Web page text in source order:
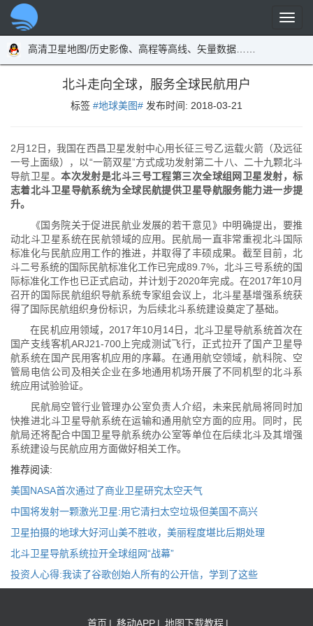
高清卫星地图/历史影像、高程等高线、矢量数据……
北斗走向全球，服务全球民航用户
标签 #地球美图# 发布时间: 2018-03-21
2月12日，我国在西昌卫星发射中心用长征三号乙运载火箭（及远征
一号上面级），以“一箭双星”方式成功发射第二十八、二十九颗北斗
导航卫星。本次发射是北斗三号工程第三次全球组网卫星发射，标
志着北斗卫星导航系统为全球民航提供卫星导航服务能力进一步提
升。
《国务院关于促进民航业发展的若干意见》中明确提出，要推
动北斗卫星系统在民航领域的应用。民航局一直非常重视北斗国际
标准化与民航应用工作的推进，并取得了丰硕成果。截至目前，北
斗二号系统的国际民航标准化工作已完成89.7%，北斗三号系统的国
际标准化工作也已正式启动，并计划于2020年完成。在2017年10月
召开的国际民航组织导航系统专家组会议上，北斗星基增强系统获
得了国际民航组织身份标识，为后续北斗系统建设奠定了基础。
在民机应用领域，2017年10月14日，北斗卫星导航系统首次在
国产支线客机ARJ21-700上完成测试飞行，正式拉开了国产卫星导
航系统在国产民用客机应用的序幕。在通用航空领域，航科院、空
管局电信公司及相关企业在多地通用机场开展了不同机型的北斗系
统应用试验验证。
民航局空管行业管理办公室负责人介绍，未来民航局将同时加
快推进北斗卫星导航系统在运输和通用航空方面的应用。同时，民
航局还将配合中国卫星导航系统办公室等单位在后续北斗及其增强
系统建设与民航应用方面做好相关工作。
推荐阅读:
美国NASA首次通过了商业卫星研究太空天气
中国将发射一颗激光卫星:用它清扫太空垃圾但美国不高兴
卫星拍摄的地球大好河山美不胜收，美丽程度堪比后期处理
北斗卫星导航系统拉开全球组网“战幕”
投资人心得:我读了谷歌创始人所有的公开信，学到了这些
首页 | 移动APP | 地图下载教程 |